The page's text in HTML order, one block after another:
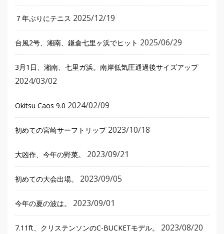
７年ぶりにテニス 2025/12/19
台風2号、湘南、鎌倉七里ヶ浜でヒット 2025/06/29
3月1日、湘南、七里ガ浜。南岸低気圧通過後サイズアップ
2024/03/02
Okitsu Caos 9.0 2024/02/09
初めての宮崎サーフトリップ 2023/10/18
大凶作、今年の野菜。 2023/09/21
初めての大会出場。 2023/09/05
今年の夏の波は。 2023/09/01
7.11ft、クリステンソンのC-BUCKETモデル。 2023/08/20